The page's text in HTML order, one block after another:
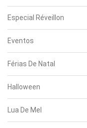
Especial Réveillon
Eventos
Férias De Natal
Halloween
Lua De Mel